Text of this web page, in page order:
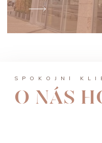
SPOKOJNÍ
O NÁS